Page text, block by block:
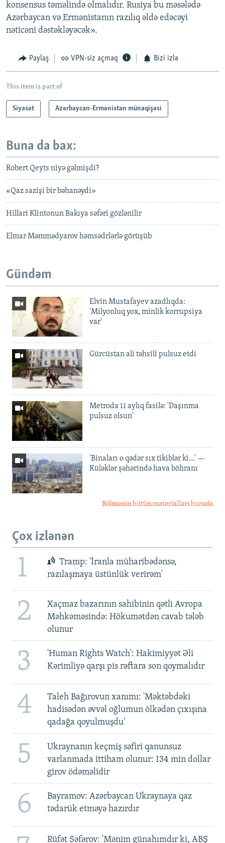
konsensus təməlində olmalıdır. Rusiya bu məsələdə
Azərbaycan və Ermənistanın razılıq əldə edəcəyi
nəticəni dəstəkləyəcək».
Paylaş VPN-siz açmaq Bizi izlə
This item is part of
Siyasət Azərbaycan-Ermənistan münaqişəsi
Buna da bax:
Robert Qeyts niyə gəlmişdi?
«Qaz sazişi bir bəhanəydi»
Hillari Klintonun Bakıya səfəri gözlənilir
Elmar Məmmədyarov həmsədrlərlə görüşüb
Gündəm
Elvin Mustafayev azadlıqda:
'Milyonluq yox, minlik korrupsiya
var'
Gürcüstan ali təhsili pulsuz etdi
Metroda 11 aylıq fasilə: 'Daşınma
pulsuz olsun'
'Binaları o qədər sıx tikiblər ki...' —
Küləklər şəhərində hava böhranı
Bölmənin bütün materialları burada
Çox izlənən
1
Tramp: 'İranla müharibədənsə,
razılaşmaya üstünlük verirəm'
2
Xaçmaz bazarının sahibinin qətli Avropa
Məhkəməsində: Hökumətdən cavab tələb
olunur
3
'Human Rights Watch': Hakimiyyət Əli
Kərimliyə qarşı pis rəftara son qoymalıdır
4
Taleh Bağırovun xanımı: 'Məktəbdəki
hadisədən əvvəl oğlumun ölkədən çıxışına
qadağa qoyulmuşdu'
5
Ukraynanın keçmiş səfiri qanunsuz
varlanmada ittiham olunur: 134 min dollar
girov ödəməlidir
6
Bayramov: Azərbaycan Ukraynaya qaz
tədarük etməyə hazırdır
Rüfət Səfərov: 'Mənim günahımdır ki, ABŞ